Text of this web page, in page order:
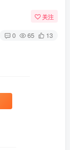
关注
0 65 13